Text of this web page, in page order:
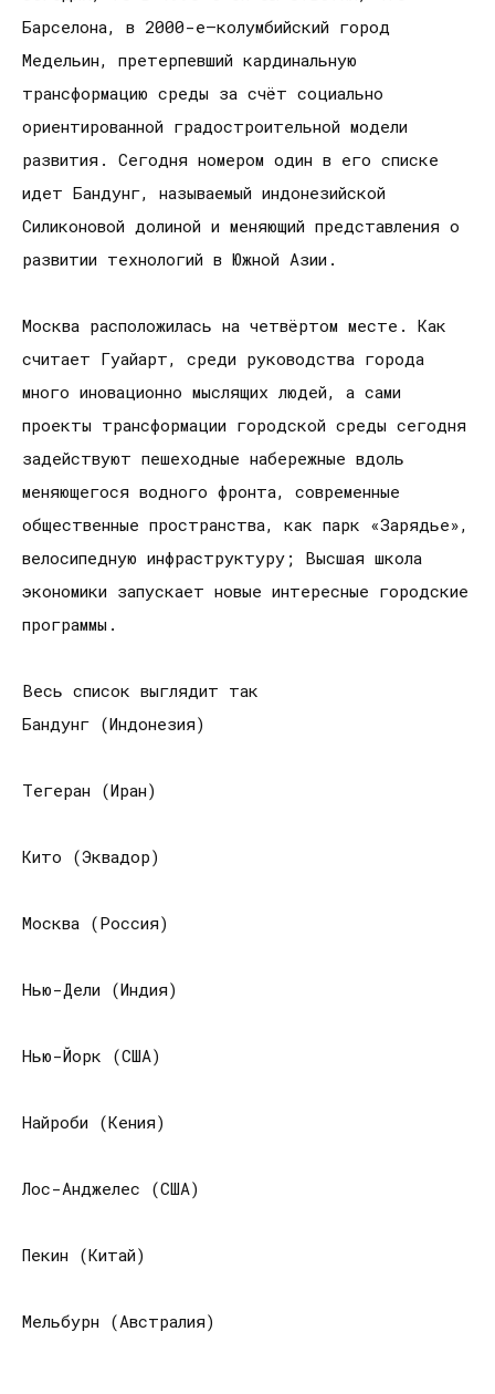
Барселона, в 2000-е—колумбийский город
Медельин, претерпевший кардинальную
трансформацию среды за счёт социально
ориентированной градостроительной модели
развития. Сегодня номером один в его списке
идет Бандунг, называемый индонезийской
Силиконовой долиной и меняющий представления о
развитии технологий в Южной Азии.
Москва расположилась на четвёртом месте. Как
считает Гуайарт, среди руководства города
много иновационно мыслящих людей, а сами
проекты трансформации городской среды сегодня
задействуют пешеходные набережные вдоль
меняющегося водного фронта, современные
общественные пространства, как парк «Зарядье»,
велосипедную инфраструктуру; Высшая школа
экономики запускает новые интересные городские
программы.
Весь список выглядит так
Бандунг (Индонезия)
Тегеран (Иран)
Кито (Эквадор)
Москва (Россия)
Нью-Дели (Индия)
Нью-Йорк (США)
Найроби (Кения)
Лос-Анджелес (США)
Пекин (Китай)
Мельбурн (Австралия)